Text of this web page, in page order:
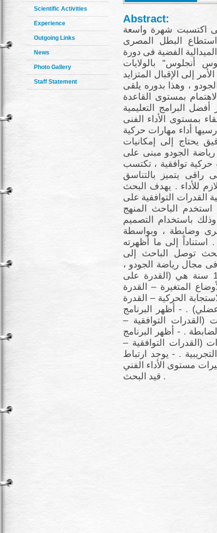
Scientific Activities
Experience
Outgoing Links
News
Photo Gallery
Staff Statement
Abstract:
اكتسبت شهرة واسعة
البطل المصرى
الفضية فى دورة
أنجلوس" بالولايات
، مما أدى هذا الأمر إلى الإقبال المتزايد
، وهذا بدوره يلقى
بمستوى القاعدة
البرامج التعليمية
بمستوى الأداء الفنى
أداء مهارات حركية
يحتاج إلى إمكانيات
الجودو مبنى على
توافقية ، تكتسب
يتميز بالتناسق
للأداء . يهدف البحث
القدرات التوافقية على
استخدم الباحث المنهج
باستخدام التصميم
وضابطة ، وبواسطة
إلى ما أظهرته
توصل الباحث إلى
فى مجال رياضة الجودو ،
المناسبة لطبيعة المرحلة العمرية 10 – 12 سنة هي (القدرة على
المتغيرة – القدرة
الحركية – القدرة
. - أظهر البرنامج
(القدرات التوافقية –
. - أظهر البرنامج
(القدرات التوافقية –
. - يوجد ارتباط
مستوى الأداء الفني
قيد البحث .